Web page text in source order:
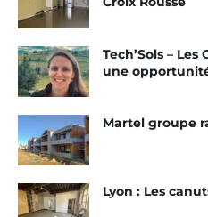
apparaître dix-sept
Une sous-
acoustique
Pour voir cette
des sols des deux bâtisses
rez-de-chaussée.
Tech’Sols –
une
Martel groupe
Lyon : Les